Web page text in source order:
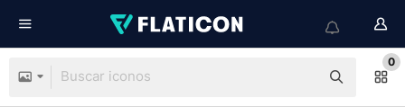
0